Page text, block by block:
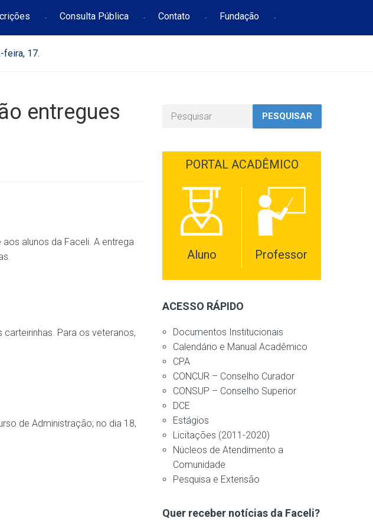
Consulta Pública Contato Fundação
feira, 17.
entregues
alunos da Faceli. A entrega
Para os veteranos,
de Administração; no dia 18,
PESQUISAR
PORTAL ACADÊMICO
Aluno Professor
ACESSO RÁPIDO
Documentos Institucionais
Calendário e Manual Acadêmico
CPA
CONCUR – Conselho Curador
CONSUP – Conselho Superior
DCE
Estágios
Licitações (2011-2020)
Núcleos de Atendimento a
Comunidade
Pesquisa e Extensão
Quer receber notícias da Faceli?